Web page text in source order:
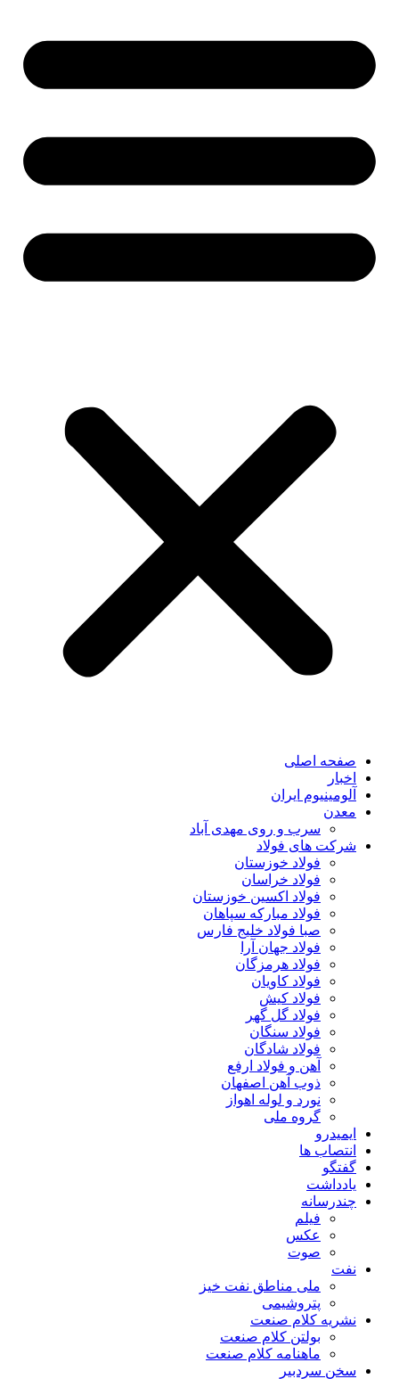
صفحه اصلی
اخبار
آلومینیوم ایران
معدن
سرب و روی مهدی آباد
شرکت های فولاد
فولاد خوزستان
فولاد خراسان
فولاد اکسین خوزستان
فولاد مبارکه سپاهان
صبا فولاد خلیج فارس
فولاد جهان آرا
فولاد هرمزگان
فولاد کاویان
فولاد کیش
فولاد گل گهر
فولاد سنگان
فولاد شادگان
آهن و فولاد ارفع
ذوب آهن اصفهان
نورد و لوله اهواز
گروه ملی
ایمیدرو
انتصاب ها
گفتگو
یادداشت
چندرسانه
فیلم
عکس
صوت
نفت
ملی مناطق نفت خیز
پتروشیمی
نشریه کلام صنعت
بولتن کلام صنعت
ماهنامه کلام صنعت
سخن سردبیر